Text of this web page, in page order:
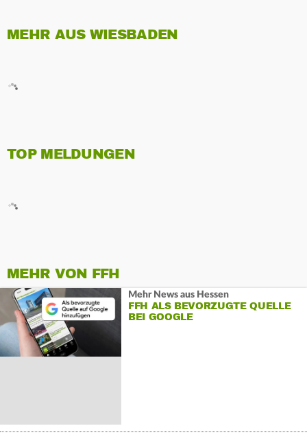
MEHR AUS WIESBADEN
TOP MELDUNGEN
MEHR VON FFH
Mehr News aus Hessen
FFH ALS BEVORZUGTE QUELLE
BEI GOOGLE